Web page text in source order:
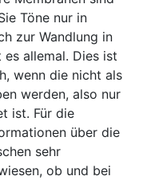
Töne nur in
zur Wandlung in
allemal. Dies ist
wenn die nicht als
werden, also nur
ist. Für die
über die
sehr
ob und bei